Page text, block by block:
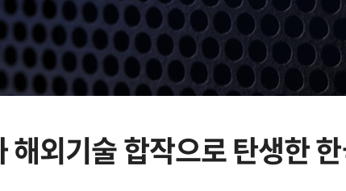
해외기술 합작으로탄생한